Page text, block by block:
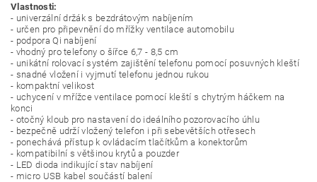
Vlastnosti:
- univerzální držák s bezdrátovým nabíjením
- určen pro připevnění do mřížky ventilace automobilu
- podpora Qi nabíjení
- vhodný pro telefony o šířce 6,7 - 8,5 cm
- unikátní rolovací systém zajištění telefonu pomocí posuvných kleští
- snadné vložení i vyjmutí telefonu jednou rukou
- kompaktní velikost
- uchycení v mřížce ventilace pomocí kleští s chytrým háčkem na
konci
- otočný kloub pro nastavení do ideálního pozorovacího úhlu
- bezpečně udrží vložený telefon i při sebevětších otřesech
- ponechává přístup k ovládacím tlačítkům a konektorům
- kompatibilní s většinou krytů a pouzder
- LED dioda indikující stav nabíjení
- micro USB kabel součástí balení